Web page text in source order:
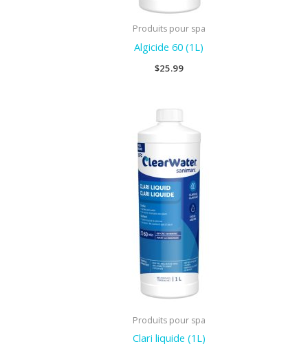
Produits pour spa
Algicide 60 (1L)
$25.99
Produits pour spa
Clari liquide (1L)